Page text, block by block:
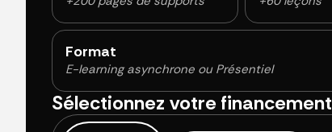
Format
E-learning asynchrone ou Présentiel
Sélectionnez votre financement